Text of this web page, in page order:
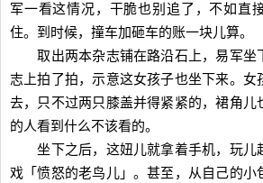
军一看这情况，干脆也别追了，不如直
住。到时候，撞车加砸车的账一块儿算。
取出两本杂志铺在路沿石上，易军坐
志上拍了拍，示意这女孩子也坐下来。女
去，只不过两只膝盖并得紧紧的，裙角儿
的人看到什么不该看的。
坐下之后，这妞儿就拿着手机，玩儿
戏「愤怒的老鸟儿」。甚至，从自己的小